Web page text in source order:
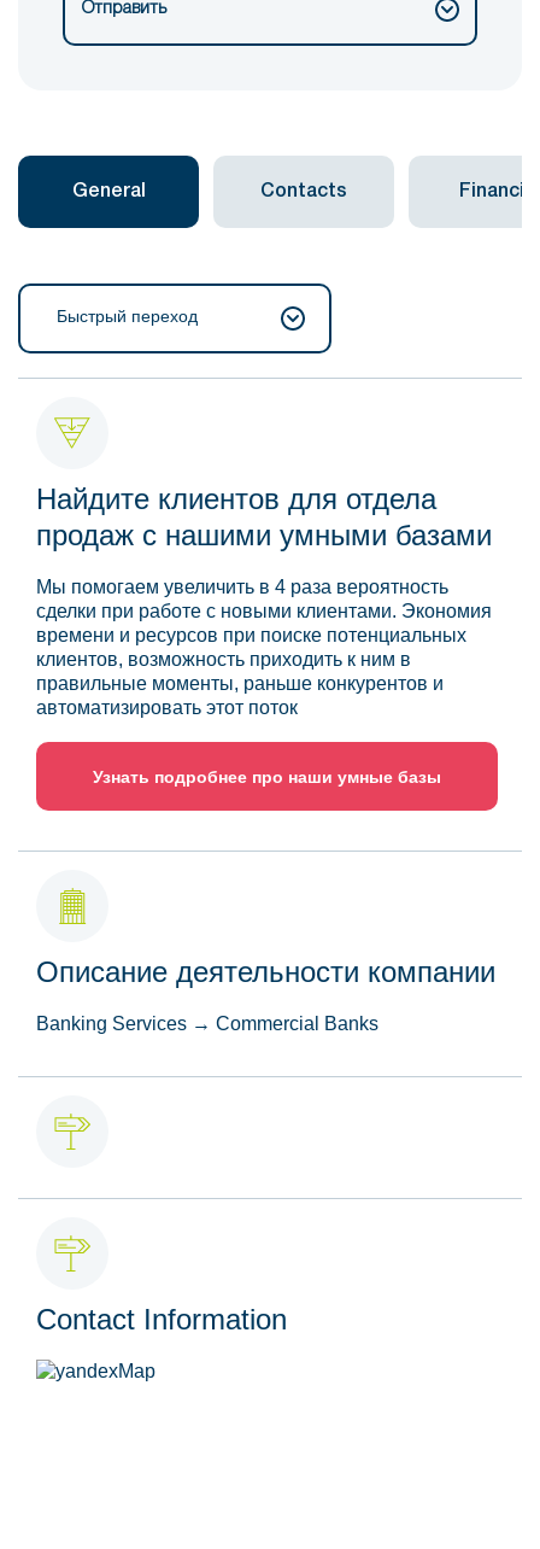
Отправить
General Contacts Financial
Быстрый переход
Найдите клиентов для отдела
продаж с нашими умными базами
Мы помогаем увеличить в 4 раза вероятность
сделки при работе с новыми клиентами. Экономия
времени и ресурсов при поиске потенциальных
клиентов, возможность приходить к ним в
правильные моменты, раньше конкурентов и
автоматизировать этот поток
Узнать подробнее про наши умные базы
Описание деятельности компании
Banking Services → Commercial Banks
Contact Information